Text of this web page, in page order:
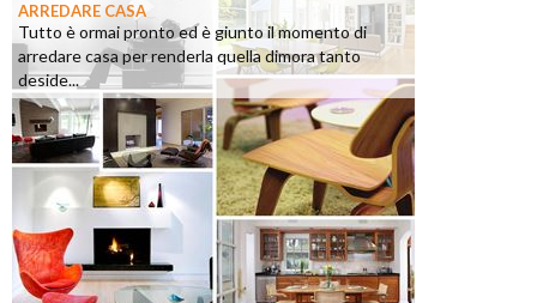
ARREDARE CASA
Tutto è ormai pronto ed è giunto il momento di
arredare casa per renderla quella dimora tanto
deside...